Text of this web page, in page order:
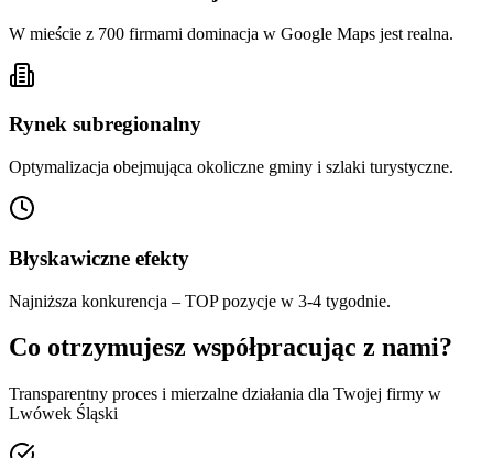
W mieście z 700 firmami dominacja w Google Maps jest realna.
Rynek subregionalny
Optymalizacja obejmująca okoliczne gminy i szlaki turystyczne.
Błyskawiczne efekty
Najniższa konkurencja – TOP pozycje w 3-4 tygodnie.
Co otrzymujesz współpracując z nami?
Transparentny proces i mierzalne działania dla Twojej firmy w
Lwówek Śląski